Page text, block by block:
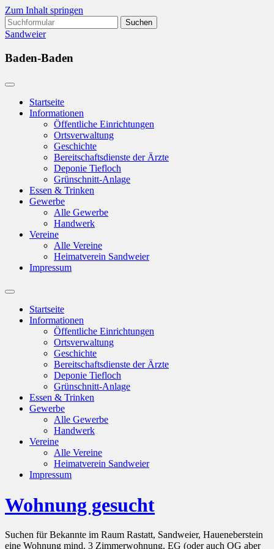
Zum Inhalt springen
Suchen
nach:
Sandweier
Baden-Baden
Startseite
Informationen
Öffentliche Einrichtungen
Ortsverwaltung
Geschichte
Bereitschaftsdienste der Ärzte
Deponie Tiefloch
Grünschnitt-Anlage
Essen & Trinken
Gewerbe
Alle Gewerbe
Handwerk
Vereine
Alle Vereine
Heimatverein Sandweier
Impressum
Suchfeld
ein-/ausblenden
Startseite
Informationen
Öffentliche Einrichtungen
Ortsverwaltung
Geschichte
Bereitschaftsdienste der Ärzte
Deponie Tiefloch
Grünschnitt-Anlage
Essen & Trinken
Gewerbe
Alle Gewerbe
Handwerk
Vereine
Alle Vereine
Heimatverein Sandweier
Impressum
Wohnung gesucht
Suchen für Bekannte im Raum Rastatt, Sandweier, Haueneberstein
eine Wohnung mind. 3 Zimmerwohnung, EG (oder auch OG aber